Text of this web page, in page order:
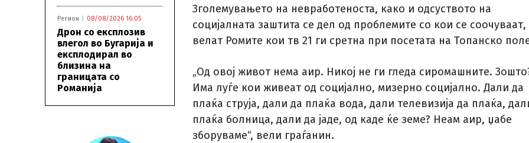
Регион 08/08/2026 16:05
Дрон со експлозив
влегол во Бугарија и
експлодирал во
близина на
границата со
Романија
Зголемувањето на невработеноста, како и одсуството на
социјалната заштита се дел од проблемите со кои се соочуваат,
велат Ромите кои тв 21 ги сретна при посетата на Топанско
„Од овој живот нема аир. Никој не ги гледа сиромашните.
Има луѓе кои живеат од социјално, мизерно социјално. Дали да
плаќа струја, дали да плаќа вода, дали телевизија да плаќа,
плаќа болница, дали да јаде, од каде ќе земе? Неам аир, џабе
зборуваме“, вели граѓанин.